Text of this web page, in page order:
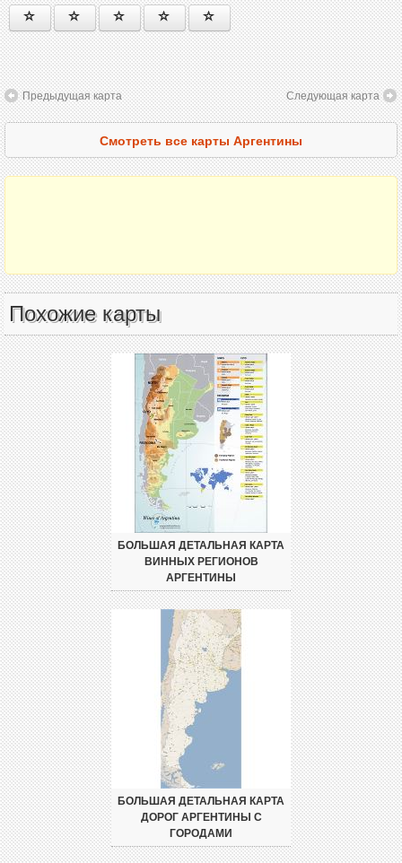
Предыдущая карта Следующая карта
Смотреть все карты Аргентины
Похожие карты
БОЛЬШАЯ ДЕТАЛЬНАЯ КАРТА
ВИННЫХ РЕГИОНОВ
АРГЕНТИНЫ
БОЛЬШАЯ ДЕТАЛЬНАЯ КАРТА
ДОРОГ АРГЕНТИНЫ С
ГОРОДАМИ